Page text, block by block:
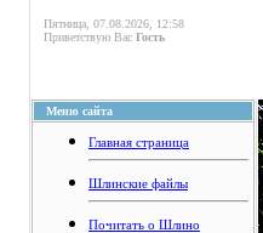
Пятница, 07.08.2026, 12:58
Приветствую Вас Гость
Меню сайта
Главная страница
Шлинские файлы
Почитать о Шлино